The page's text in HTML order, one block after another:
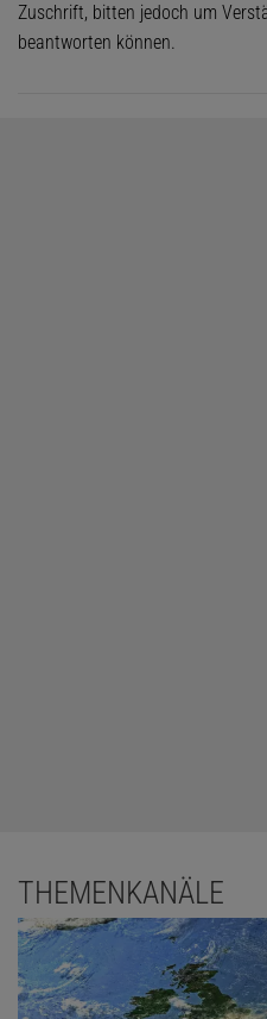
Zuschrift, bitten jedoch um
beantworten können.
THEMENKANÄLE